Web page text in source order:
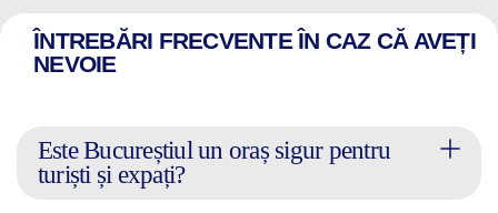
ÎNTREBĂRI FRECVENTE ÎN CAZ CĂ AVEȚI
NEVOIE
Este Bucureștiul un oraș sigur pentru
turiști și expați?